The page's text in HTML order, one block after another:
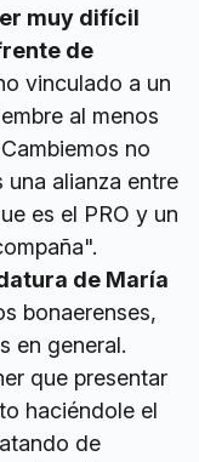
muy difícil
de
vinculado a un
al menos
no
una alianza entre
es el PRO y un
de María
bonaerenses,
en general.
que presentar
haciéndole el
de